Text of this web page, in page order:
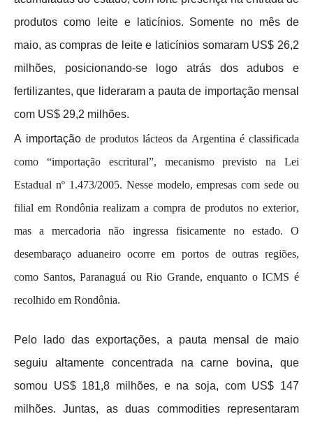
produtos como leite e laticínios. Somente no mês de
maio, as compras de leite e laticínios somaram US$ 26,2
milhões, posicionando-se logo atrás dos adubos e
fertilizantes, que lideraram a pauta de importação mensal
com US$ 29,2 milhões.
A importação de produtos lácteos da Argentina é classificada
como “importação escritural”, mecanismo previsto na Lei
Estadual nº 1.473/2005. Nesse modelo, empresas com sede ou
filial em Rondônia realizam a compra de produtos no exterior,
mas a mercadoria não ingressa fisicamente no estado. O
desembaraço aduaneiro ocorre em portos de outras regiões,
como Santos, Paranaguá ou Rio Grande, enquanto o ICMS é
recolhido em Rondônia.
Pelo lado das exportações, a pauta mensal de maio
seguiu altamente concentrada na carne bovina, que
somou US$ 181,8 milhões, e na soja, com US$ 147
milhões. Juntas, as duas commodities representaram